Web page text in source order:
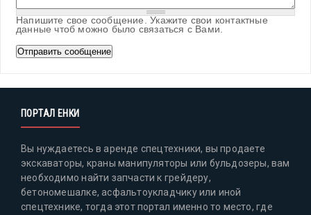
Напишите свое сообщение. Укажите свои контактные
данные чтоб можно было связаться с Вами.
ПОРТАЛ ЕНКИ
Вы нуждаетесь в аренде спецтехники, вы продаете
экскаваторы, краны манипуляторы или бульдозеры, вам
необходимо найти запчасти к грейдеру,
бетономешалке, асфальтоукладчику или иной
спецтехнике, тогда этот портал именно то место, где